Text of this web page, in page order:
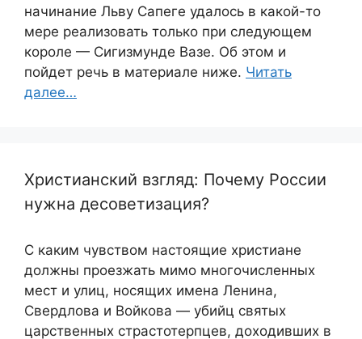
начинание Льву Сапеге удалось в какой-то
мере реализовать только при следующем
короле — Сигизмунде Вазе. Об этом и
пойдет речь в материале ниже. Читать
далее…
Христианский взгляд: Почему России
нужна десоветизация?
С каким чувством настоящие христиане
должны проезжать мимо многочисленных
мест и улиц, носящих имена Ленина,
Свердлова и Войкова — убийц святых
царственных страстотерпцев, доходивших в